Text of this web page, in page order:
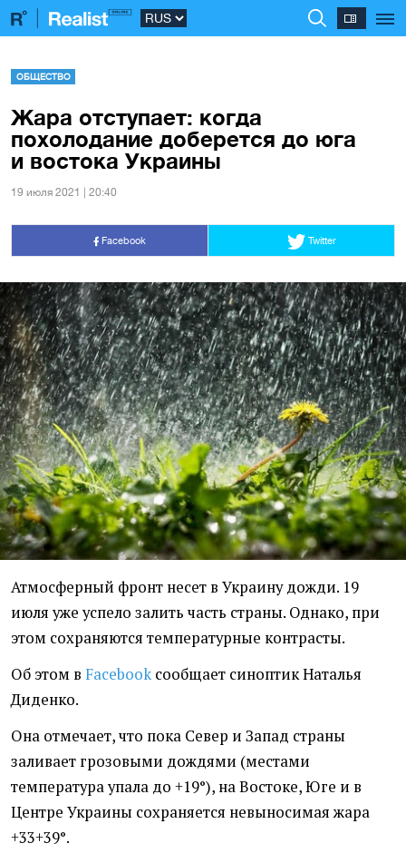
ОБЩЕСТВО
Жара отступает: когда
похолодание доберется до юга
и востока Украины
19 июля 2021 | 20:40
Facebook Twitter
Атмосферный фронт несет в Украину дожди. 19
июля уже успело залить часть страны. Однако, при
этом сохраняются температурные контрасты.
Об этом в Facebookсообщает синоптик Наталья
Диденко.
Она отмечает, что пока Север и Запад страны
заливает грозовыми дождями (местами
температура упала до +19°), на Востоке, Юге и в
Центре Украины сохраняется невыносимая жара
+33+39°.